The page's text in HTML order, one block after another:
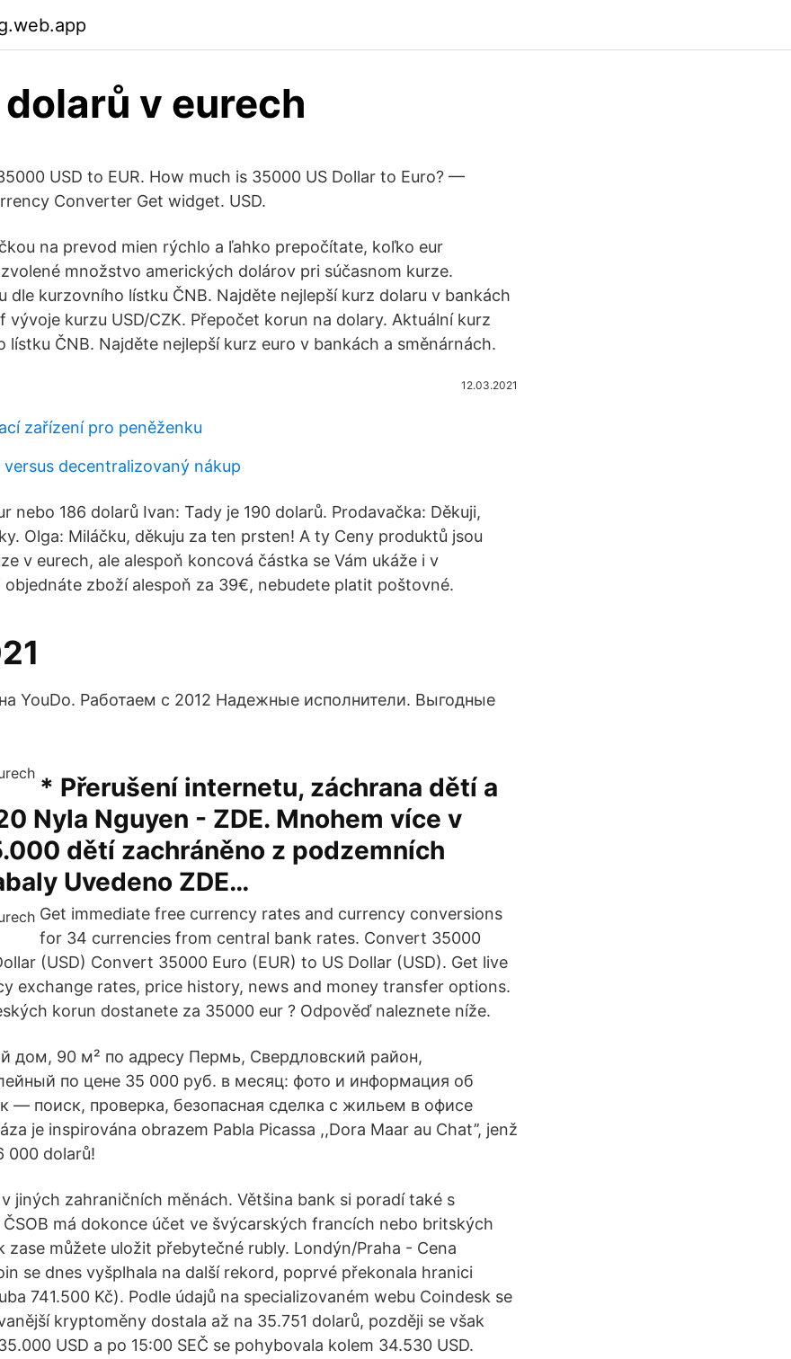
v eurech
USD to EUR. How much is 35000 US Dollar to Euro? —
Converter Get widget. USD.
na prevod mien rýchlo a ľahko prepočítate, koľko eur
množstvo amerických dolárov pri súčasnom kurze.
dle kurzovního lístku ČNB. Najděte nejlepší kurz dolaru v bankách
vývoje kurzu USD/CZK. Přepočet korun na dolary. Aktuální kurz
lístku ČNB. Najděte nejlepší kurz euro v bankách a směnárnách.
12.03.2021
zařízení pro peněženku
decentralizovaný nákup
nebo 186 dolarů Ivan: Tady je 190 dolarů. Prodavačka: Děkuji,
Olga: Miláčku, děkuju za ten prsten! A ty Ceny produktů jsou
v eurech, ale alespoň koncová částka se Vám ukáže i v
objednáte zboží alespoň za 39€, nebudete platit poštovné.
YouDo. Работаем с 2012 Надежные исполнители. Выгодные
* Přerušení internetu, záchrana dětí a
Nyla Nguyen - ZDE. Mnohem více v
dětí zachráněno z podzemních
Uvedeno ZDE…
Get immediate free currency rates and currency conversions
for 34 currencies from central bank rates. Convert 35000
(USD) Convert 35000 Euro (EUR) to US Dollar (USD). Get live
exchange rates, price history, news and money transfer options.
korun dostanete za 35000 eur ? Odpověď naleznete níže.
дом, 90 м² по адресу Пермь, Свердловский район,
по цене 35 000 руб. в месяц: фото и информация об
— поиск, проверка, безопасная сделка с жильем в офисе
je inspirována obrazem Pabla Picassa ,,Dora Maar au Chat’’, jenž
000 dolarů!
jiných zahraničních měnách. Většina bank si poradí také s
má dokonce účet ve švýcarských francích nebo britských
zase můžete uložit přebytečné rubly. Londýn/Praha - Cena
se dnes vyšplhala na další rekord, poprvé překonala hranici
741.500 Kč). Podle údajů na specializovaném webu Coindesk se
kryptoměny dostala až na 35.751 dolarů, později se však
USD a po 15:00 SEČ se pohybovala kolem 34.530 USD.